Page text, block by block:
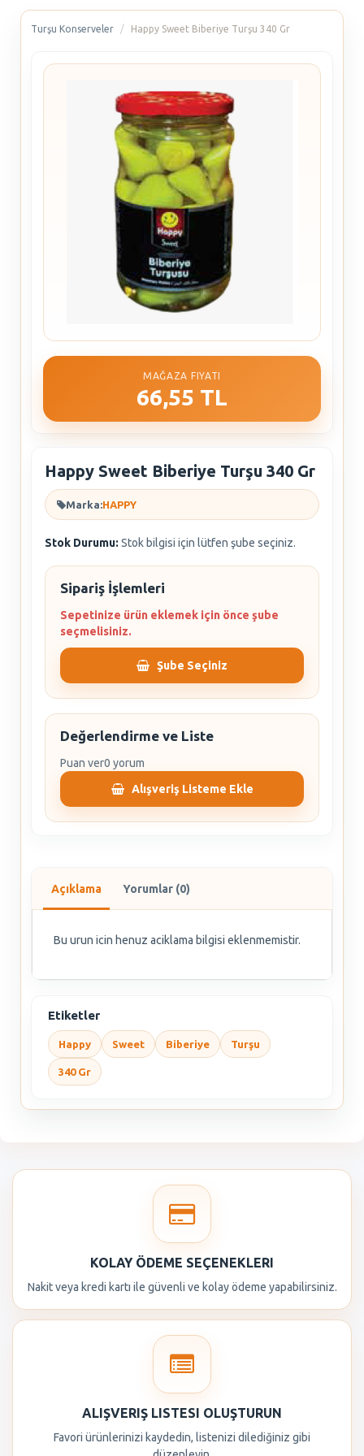
Turşu Konserveler Happy Sweet Biberiye Turşu 340 Gr
MAĞAZA FIYATI
66,55 TL
Happy Sweet Biberiye Turşu 340 Gr
Marka:HAPPY
Stok Durumu: Stok bilgisi için lütfen şube seçiniz.
Sipariş İşlemleri
Sepetinize ürün eklemek için önce şube
seçmelisiniz.
Şube Seçiniz
Değerlendirme ve Liste
Puan ver0 yorum
Alışveriş Listeme Ekle
Açıklama Yorumlar (0)
Bu urun icin henuz aciklama bilgisi eklenmemistir.
Etiketler
Happy Sweet Biberiye Turşu
340 Gr
KOLAY ÖDEME SEÇENEKLERI
Nakit veya kredi kartı ile güvenli ve kolay ödeme yapabilirsiniz.
ALIŞVERIŞ LISTESI OLUŞTURUN
Favori ürünlerinizi kaydedin, listenizi dilediğiniz gibi